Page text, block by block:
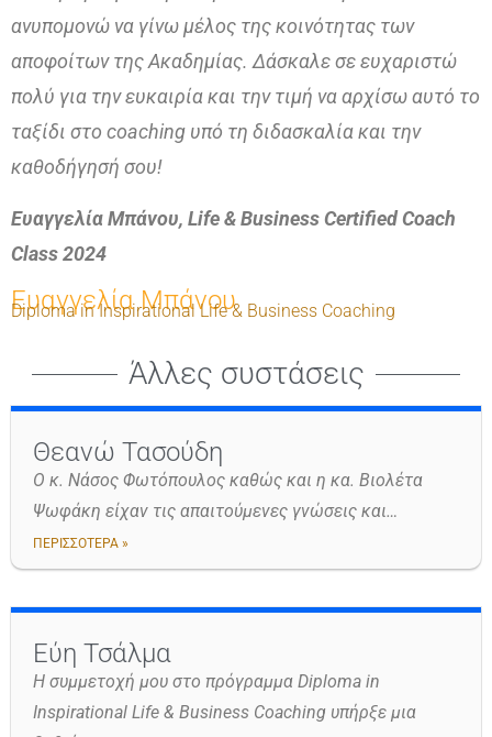
ανυπομονώ να γίνω μέλος της κοινότητας των
αποφοίτων της Ακαδημίας. Δάσκαλε σε ευχαριστώ
πολύ για την ευκαιρία και την τιμή να αρχίσω αυτό το
ταξίδι στο coaching υπό τη διδασκαλία και την
καθοδήγησή σου!
Ευαγγελία Μπάνου, Life & Business Certified Coach
Class 2024
Ευαγγελία Μπάνου
Diploma in Inspirational Life & Business Coaching
Άλλες συστάσεις
Θεανώ Τασούδη
Ο κ. Νάσος Φωτόπουλος καθώς και η κα. Βιολέτα
Ψωφάκη είχαν τις απαιτούμενες γνώσεις και…
ΠΕΡΙΣΣΟΤΕΡΑ »
Εύη Τσάλμα
Η συμμετοχή μου στο πρόγραμμα Diploma in
Inspirational Life & Business Coaching υπήρξε μια